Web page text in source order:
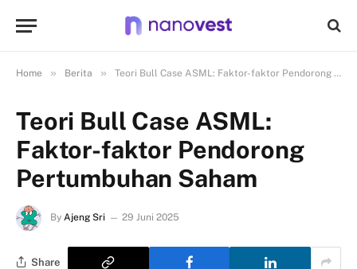
Home » Berita » Teori Bull Case ASML: Faktor-faktor Pendorong Pertumbuhan Saham
Teori Bull Case ASML:
Faktor-faktor Pendorong
Pertumbuhan Saham
By Ajeng Sri 29 Juni 2025
Share